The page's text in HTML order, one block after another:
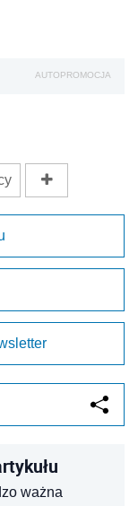
AUTOPROMOCJA
ważna